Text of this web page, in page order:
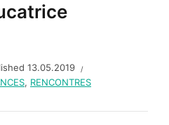
13.05.2019
, RENCONTRES